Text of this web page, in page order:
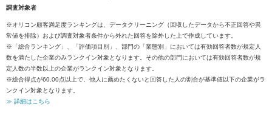
調査対象者
※オリコン顧客満足度ランキングは、データクリーニング（回収したデータから不正回答や異
常値を排除）および調査対象者条件から外れた回答を除外した上で作成しています。
※「総合ランキング」、「評価項目別」、部門の「業態別」においては有効回答者数が規定人
数を満たした企業のみランクイン対象となります。その他の部門においては有効回答者数が規
定人数の半数以上の企業がランクイン対象となります。
※総合得点が60.00点以上で、他人に薦めたくないと回答した人の割合が基準値以下の企業がラ
ンクイン対象となります。
≫ 詳細はこちら